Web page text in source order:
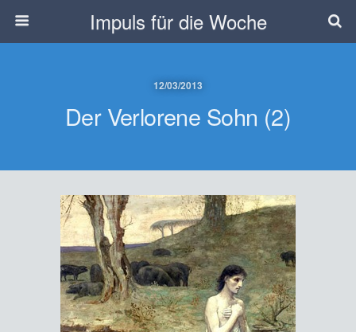
Impuls für die Woche
12/03/2013
Der Verlorene Sohn (2)